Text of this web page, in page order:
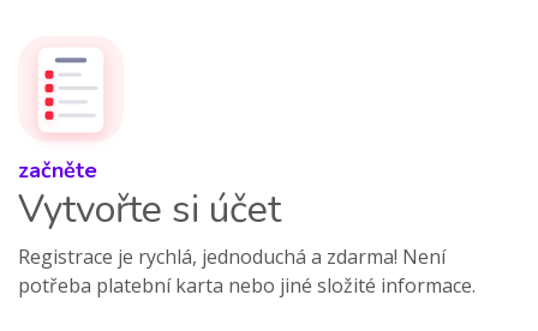
začněte
Vytvořte si účet
Registrace je rychlá, jednoduchá a zdarma! Není
potřeba platební karta nebo jiné složité informace.